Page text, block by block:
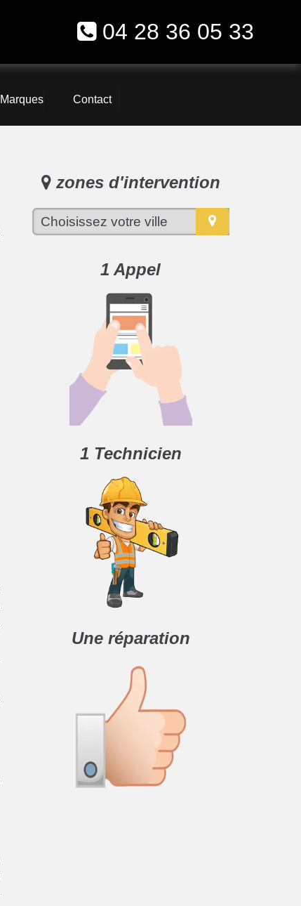
04 28 36 05 33
Marques Contact
zones d'intervention
1 Appel
1 Technicien
Une réparation